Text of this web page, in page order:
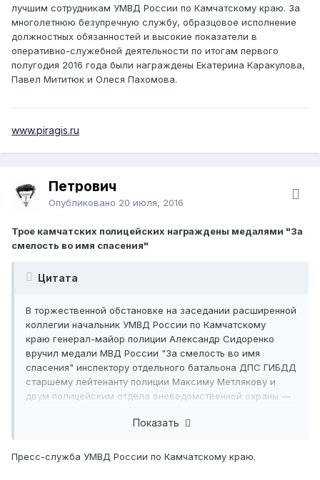
лучшим сотрудникам УМВД России по Камчатскому краю. За
многолетнюю безупречную службу, образцовое исполнение
должностных обязанностей и высокие показатели в
оперативно-служебной деятельности по итогам первого
полугодия 2016 года были награждены Екатерина Каракулова,
Павел Мититюк и Олеся Пахомова.
www.piragis.ru
Петрович
Опубликовано 20 июля, 2016
Трое камчатских полицейских награждены медалями "За
смелость во имя спасения"
Цитата
В торжественной обстановке на заседании расширенной
коллегии начальник УМВД России по Камчатскому
краю генерал-майор полиции Александр Сидоренко
вручил медали МВД России "За смелость во имя
спасения" инспектору отдельного батальона ДПС ГИБДД
старшему лейтенанту полиции Максиму Метлякову и
двум полицейским отдела вневедомственной охраны —
сержанту полиции Михаилу Пошивайлову.
девушку, выведя ее из горящего здания. Пожар
Показать
Пресс-служба УМВД России по Камчатскому краю.